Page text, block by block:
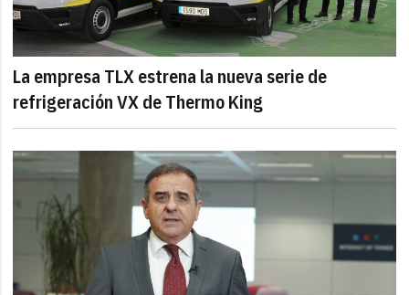
La empresa TLX estrena la nueva serie de
refrigeración VX de Thermo King